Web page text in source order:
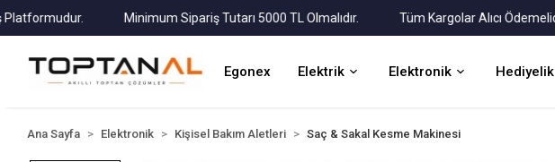
Minimum Sipariş Tutarı 5000 TL Olmalıdır. Tüm Kargolar Alıcı Ödemelidir!
Egonex Elektrik Elektronik Hediyelik
Ana Sayfa Elektronik Kişisel Bakım Aletleri Saç & Sakal Kesme Makinesi